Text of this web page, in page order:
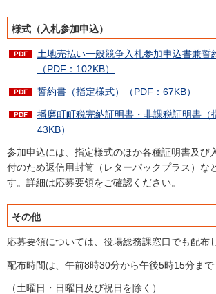
様式（入札参加申込）
土地売払い一般競争入札参加申込書兼誓
（PDF：102KB）
誓約書（指定様式）（PDF：67KB）
播磨町町税完納証明書・非課税証明書（
43KB）
参加申込には、指定様式のほか各種証明書及び
付のため返信用封筒（レターパックプラス）な
す。詳細は応募要領をご確認ください。
その他
応募要領については、役場総務課窓口でも配布
配布時間は、午前8時30分から午後5時15分まで
（土曜日・日曜日及び祝日を除く）